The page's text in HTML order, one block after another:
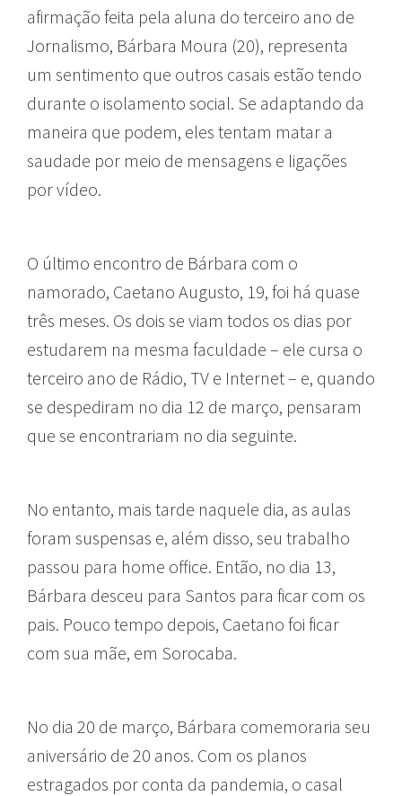
afirmação feita pela aluna do terceiro ano de
Jornalismo, Bárbara Moura (20), representa
um sentimento que outros casais estão tendo
durante o isolamento social. Se adaptando da
maneira que podem, eles tentam matar a
saudade por meio de mensagens e ligações
por vídeo.
O último encontro de Bárbara com o
namorado, Caetano Augusto, 19, foi há quase
três meses. Os dois se viam todos os dias por
estudarem na mesma faculdade – ele cursa o
terceiro ano de Rádio, TV e Internet – e, quando
se despediram no dia 12 de março, pensaram
que se encontrariam no dia seguinte.
No entanto, mais tarde naquele dia, as aulas
foram suspensas e, além disso, seu trabalho
passou para home office. Então, no dia 13,
Bárbara desceu para Santos para ficar com os
pais. Pouco tempo depois, Caetano foi ficar
com sua mãe, em Sorocaba.
No dia 20 de março, Bárbara comemoraria seu
aniversário de 20 anos. Com os planos
estragados por conta da pandemia, o casal